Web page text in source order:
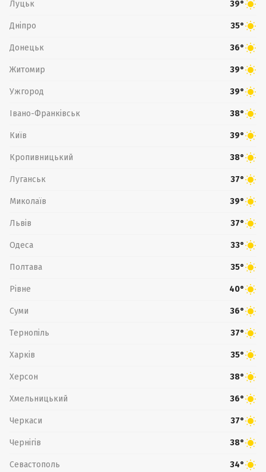
Луцьк 39°
Дніпро 35°
Донецьк 36°
Житомир 39°
Ужгород 39°
Івано-Франківськ 38°
Київ 39°
Кропивницький 38°
Луганськ 37°
Миколаїв 39°
Львів 37°
Одеса 33°
Полтава 35°
Рівне 40°
Суми 36°
Тернопіль 37°
Харків 35°
Херсон 38°
Хмельницький 36°
Черкаси 37°
Чернігів 38°
Севастополь 34°